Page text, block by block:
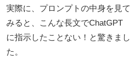
実際に、プロンプトの中身を見て
みると、こんな長文でChatGPT
に指示したことない！と驚きまし
た。